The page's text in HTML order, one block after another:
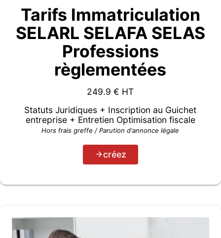
Tarifs Immatriculation
SELARL SELAFA SELAS
Professions
règlementées
249.9 € HT
Statuts Juridiques + Inscription au Guichet
entreprise + Entretien Optimisation fiscale
Hors frais greffe / Parution d'annonce légale
créez